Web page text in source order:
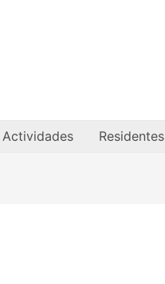
Actividades Residentes